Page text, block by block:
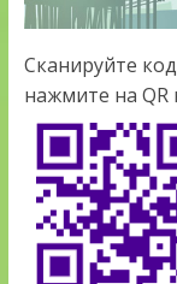
Сканируйте
нажмите на QR